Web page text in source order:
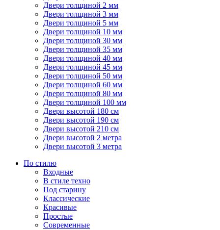
Двери толщиной 2 мм
Двери толщиной 3 мм
Двери толщиной 5 мм
Двери толщиной 10 мм
Двери толщиной 30 мм
Двери толщиной 35 мм
Двери толщиной 40 мм
Двери толщиной 45 мм
Двери толщиной 50 мм
Двери толщиной 60 мм
Двери толщиной 80 мм
Двери толщиной 100 мм
Двери высотой 180 см
Двери высотой 190 см
Двери высотой 210 см
Двери высотой 2 метра
Двери высотой 3 метра
По стилю
Входные
В стиле техно
Под старину
Классические
Красивые
Простые
Современные